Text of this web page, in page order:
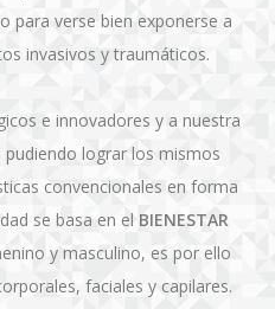
para verse bien exponerse a
invasivos y traumáticos.
e innovadores y a nuestra
lograr los mismos
convencionales en forma
se basa en el BIENESTAR
y masculino, es por ello
faciales y capilares.